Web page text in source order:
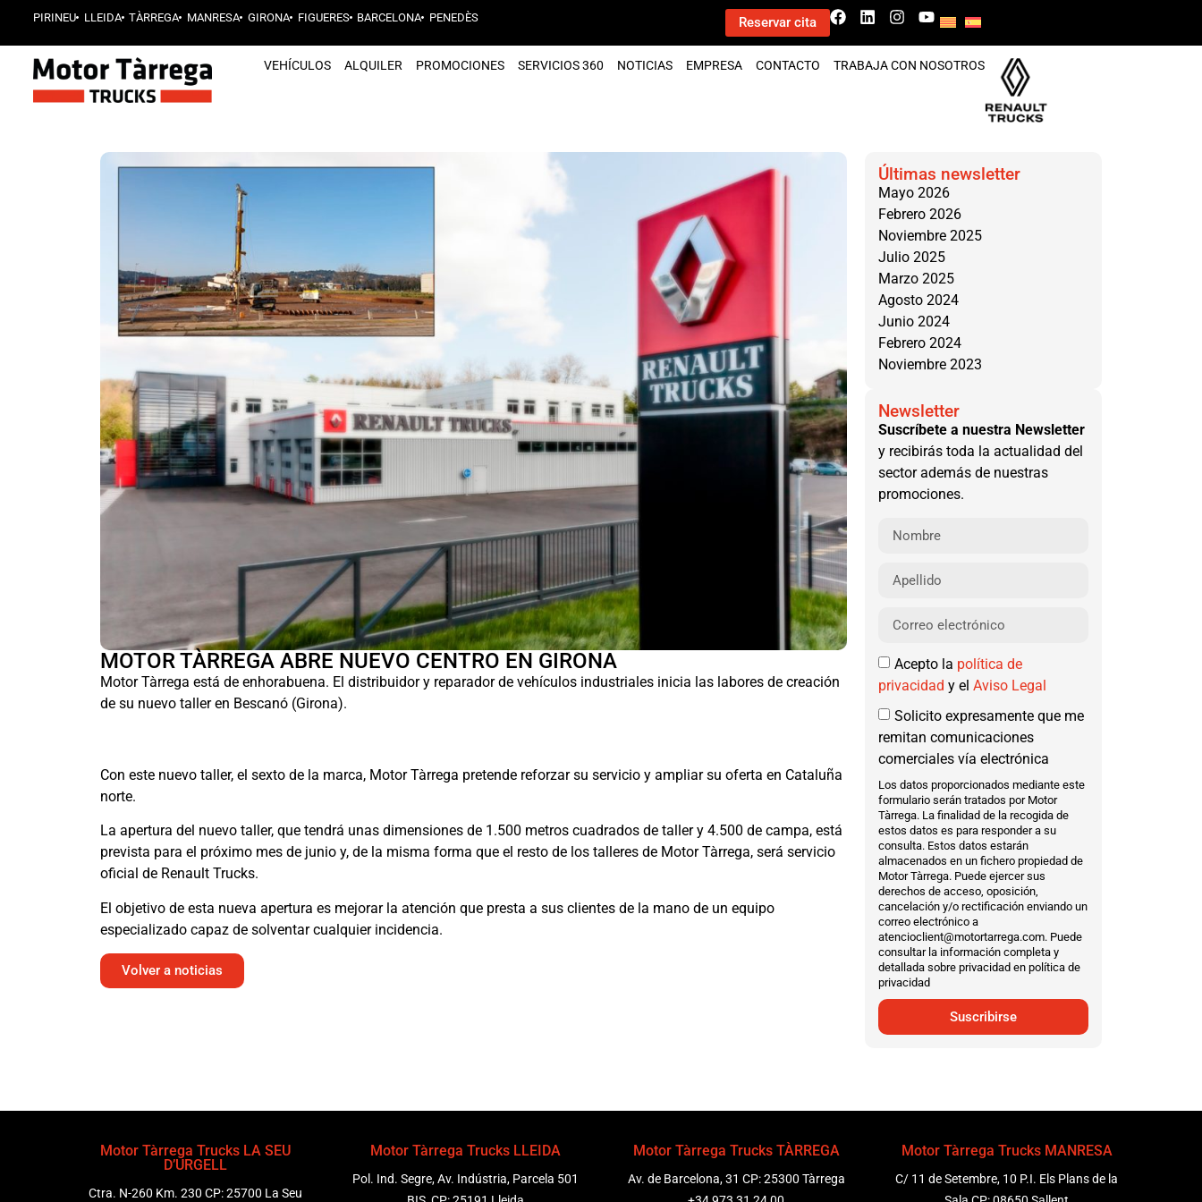
PIRINEU LLEIDA TÀRREGA MANRESA GIRONA FIGUERES BARCELONA PENEDÈS Reservar cita
VEHÍCULOS ALQUILER PROMOCIONES SERVICIOS 360 NOTICIAS EMPRESA CONTACTO TRABAJA CON NOSOTROS
MOTOR TÀRREGA ABRE NUEVO CENTRO EN GIRONA
Motor Tàrrega está de enhorabuena. El distribuidor y reparador de vehículos industriales inicia las labores de creación
de su nuevo taller en Bescanó (Girona).
Con este nuevo taller, el sexto de la marca, Motor Tàrrega pretende reforzar su servicio y ampliar su oferta en Cataluña
norte.
La apertura del nuevo taller, que tendrá unas dimensiones de 1.500 metros cuadrados de taller y 4.500 de campa, está
prevista para el próximo mes de junio y, de la misma forma que el resto de los talleres de Motor Tàrrega, será servicio
oficial de Renault Trucks.
El objetivo de esta nueva apertura es mejorar la atención que presta a sus clientes de la mano de un equipo
especializado capaz de solventar cualquier incidencia.
Volver a noticias
Últimas newsletter
Mayo 2026
Febrero 2026
Noviembre 2025
Julio 2025
Marzo 2025
Agosto 2024
Junio 2024
Febrero 2024
Noviembre 2023
Newsletter
Suscríbete a nuestra Newsletter
y recibirás toda la actualidad del
sector además de nuestras
promociones.
Acepto la política de
privacidad y el Aviso Legal
Solicito expresamente que me
remitan comunicaciones
comerciales vía electrónica
Los datos proporcionados mediante este
formulario serán tratados por Motor
Tàrrega. La finalidad de la recogida de
estos datos es para responder a su
consulta. Estos datos estarán
almacenados en un fichero propiedad de
Motor Tàrrega. Puede ejercer sus
derechos de acceso, oposición,
cancelación y/o rectificación enviando un
correo electrónico a
atencioclient@motortarrega.com. Puede
consultar la información completa y
detallada sobre privacidad en política de
privacidad
Suscribirse
Motor Tàrrega Trucks LA SEU
D’URGELL
Ctra. N-260 Km. 230 CP: 25700 La Seu
Motor Tàrrega Trucks LLEIDA
Pol. Ind. Segre, Av. Indústria, Parcela 501
Motor Tàrrega Trucks TÀRREGA
Av. de Barcelona, 31 CP: 25300 Tàrrega
Motor Tàrrega Trucks MANRESA
C/ 11 de Setembre, 10 P.I. Els Plans de la